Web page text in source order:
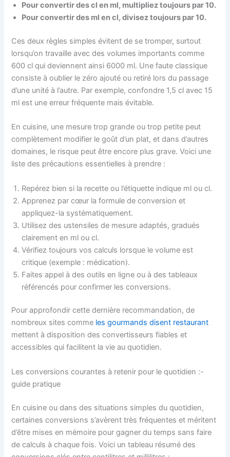
Pour convertir des cl en ml, multipliez toujours par 10.
Pour convertir des ml en cl, divisez toujours par 10.
Ces deux règles simples évitent de se tromper, surtout
lorsqu’on travaille avec des volumes importants comme
600 cl qui deviennent ainsi 6000 ml. Une faute classique
consiste à oublier le zéro ajouté ou retiré lors du passage
d’une unité à l’autre. Par exemple, confondre 1,5 cl avec 15
ml est une erreur fréquente mais évitable.
En cuisine, une mesure trop grande ou trop petite peut
complètement modifier le goût d’un plat, et dans d’autres
domaines, le risque peut être encore plus grave. Voici une
liste des précautions essentielles à prendre :
Repérez bien si la recette ou l’étiquette indique ml ou cl.
Apprenez par cœur la formule de conversion et
appliquez-la systématiquement.
Utilisez des ustensiles de mesure adaptés, gradués
clairement en ml ou cl.
Vérifiez toujours vos calculs lorsque le volume est
critique (exemple : médication).
Faites appel à des outils en ligne ou à des tableaux
référencés pour confirmer les conversions.
Pour approfondir cette dernière recommandation, de
nombreux sites comme les gourmands disent restaurant
mettent à disposition des convertisseurs fiables et
accessibles qui facilitent la vie au quotidien.
Les conversions courantes à retenir pour le quotidien :-
guide pratique
En cuisine ou dans des situations simples du quotidien,
certaines conversions s’avèrent très fréquentes et méritent
d’être mises en mémoire pour gagner du temps sans faire
de calculs à chaque fois. Voici un tableau résumé des